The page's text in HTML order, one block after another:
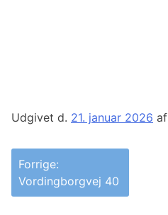
Udgivet d. 21. januar 2026 af
Indlægsnavigation
Forrige:
Vordingborgvej 40